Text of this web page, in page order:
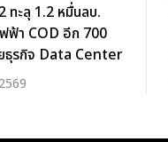
ทะลุ 1.2 หมื่นลบ.
ฟ้า COD อีก 700
ธุรกิจ Data Center